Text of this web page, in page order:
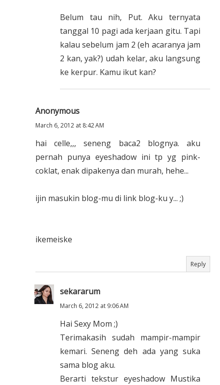
Belum tau nih, Put. Aku ternyata
tanggal 10 pagi ada kerjaan gitu. Tapi
kalau sebelum jam 2 (eh acaranya jam
2 kan, yak?) udah kelar, aku langsung
ke kerpur. Kamu ikut kan?
Anonymous
March 6, 2012 at 8:42 AM
hai celle,,, seneng baca2 blognya. aku
pernah punya eyeshadow ini tp yg pink-
coklat, enak dipakenya dan murah, hehe...
ijin masukin blog-mu di link blog-ku y... ;)
ikemeiske
Reply
sekararum
March 6, 2012 at 9:06 AM
Hai Sexy Mom ;)
Terimakasih sudah mampir-mampir
kemari. Seneng deh ada yang suka
sama blog aku.
Berarti tekstur eyeshadow Mustika